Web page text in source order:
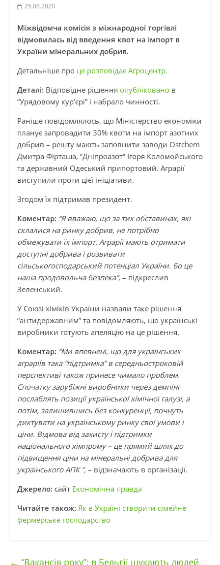
25.06.2020
Міжвідомча комісія з міжнародної торгівлі
відмовилась від введення квот на імпорт в
України мінеральних добрив.
Детальніше про це розповідає Агроцентр.
Деталі: Відповідне рішення опубліковано в
“Урядовому кур’єрі” і набрало чинності.
Раніше повідомлялось, що Міністерство економіки
планує запровадити 30% квоти на імпорт азотних
добрив – решту мають заповнити заводи Ostchem
Дмитра Фірташа, “Дніпроазот” Ігоря Коломойського
та державний Одеський припортовий. Аграрії
виступили проти цієї ініціативи.
Згодом їх підтримав президент.
Коментар: “Я вважаю, що за тих обставинах, які
склалися на ринку добрив, не потрібно
обмежувати їх імпорт. Аграрії мають отримати
доступні добрива і розвивати
сільськогосподарський потенціал України. Бо це
наша продовольча безпека”, – підкреслив
Зеленський.
У Союзі хіміків України назвали таке рішення
“антидержавним” та повідомляють, що українські
виробники готують апеляцію на це рішення.
Коментар: “Ми впевнені, що для українських
аграріїв така “підтримка” в середньостроковій
перспективі також принесе чимало проблем.
Спочатку зарубіжні виробники через демпінг
послаблять позиції української хімічної галузі, а
потім, залишившись без конкуренції, почнуть
диктувати на українському ринку свої умови і
ціни. Відмова від захисту і підтримки
національного хімпрому – це прямий шлях до
підвищення ціни на мінеральні добрива для
українського АПК “, – відзначають в організації.
Джерело: сайт Економічна правда
Читайте також: Як в Україні створити сімейне
фермерське господарство
← “Вакансія року”: в Бельгії шукають людей,